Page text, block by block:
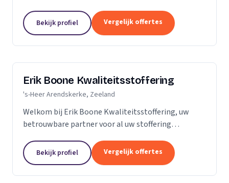
luister. Niet de stalen of onze showroom,...
Bekijk profiel Vergelijk offertes
Erik Boone Kwaliteitsstoffering
's-Heer Arendskerke, Zeeland
Welkom bij Erik Boone Kwaliteitsstoffering, uw
betrouwbare partner voor al uw stoffering
gespecialiseerd in de stoffering van vloeren en alle
soorten...
Bekijk profiel Vergelijk offertes